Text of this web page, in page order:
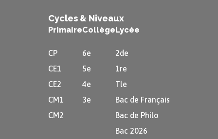
centre économique de l’Europe.
La mégalopole est, de plus, dominée par deux
Cycles & Niveaux
Primaire
CP
CE1
CE2
CM1
CM2
Collège
6e
5e
4e
3e
Lycée
2de
1re
Tle
Bac de Français
Bac de Philo
Bac 2026